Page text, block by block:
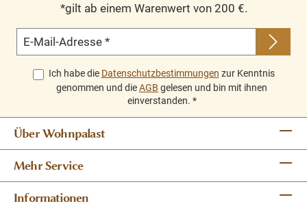
*gilt ab einem Warenwert von 200 €.
E-Mail-Adresse *
Ich habe die Datenschutzbestimmungen zur Kenntnis
genommen und dieAGB gelesen und bin mit ihnen
einverstanden. *
Über Wohnpalast
Mehr Service
Informationen